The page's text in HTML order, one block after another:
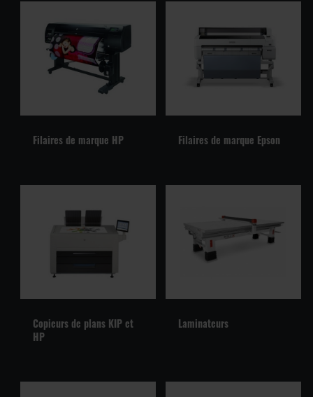
Filaires de marque HP Filaires de marque Epson
Copieurs de plans KIP et
HP
Laminateurs